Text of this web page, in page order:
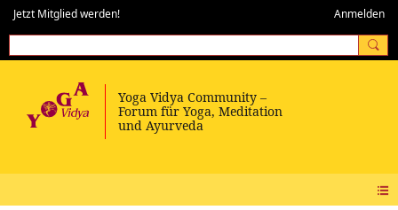
Jetzt Mitglied werden! Anmelden